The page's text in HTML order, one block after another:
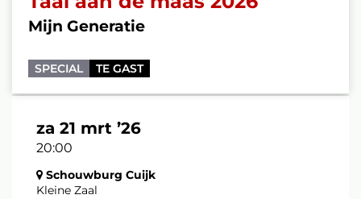
Mijn Generatie
SPECIAL TE GAST
za 21 mrt ’26
20:00
Schouwburg Cuijk
Kleine Zaal